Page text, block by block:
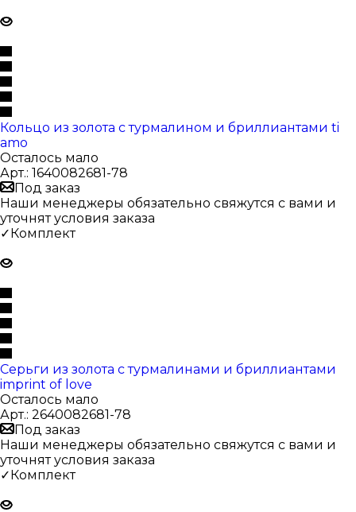
Кольцо из золота с турмалином и бриллиантами ti
amo
Осталось мало
Арт.: 1640082681-78
Под заказ
Наши менеджеры обязательно свяжутся с вами и
уточнят условия заказа
✓Комплект
Серьги из золота с турмалинами и бриллиантами
imprint of love
Осталось мало
Арт.: 2640082681-78
Под заказ
Наши менеджеры обязательно свяжутся с вами и
уточнят условия заказа
✓Комплект